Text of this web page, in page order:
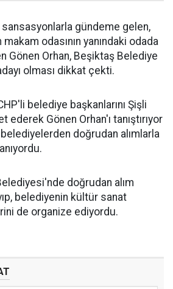
sansasyonlarla gündeme gelen,
odasının yanındaki odada
Gönen Orhan, Beşiktaş Belediye
olması dikkat çekti.
belediye başkanlarını Şişli
Gönen Orhan'ı tanıştırıyor
doğrudan alımlarla
doğrudan alım
belediyenin kültür sanat
de organize ediyordu.